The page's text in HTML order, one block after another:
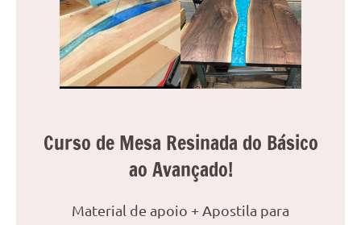
Curso de Mesa Resinada do Básico
ao Avançado!
Material de apoio + Apostila para